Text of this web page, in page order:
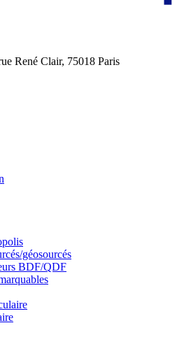
René Clair, 75018 Paris
géosourcés
BDF/QDF